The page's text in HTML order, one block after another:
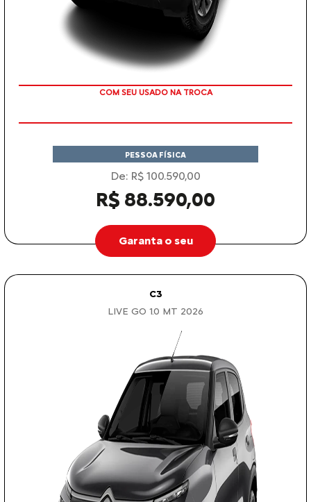
COM SEU USADO NA TROCA
PESSOA FÍSICA
De: R$ 100.590,00
R$ 88.590,00
Garanta o seu
C3
LIVE GO 1.0 MT 2026